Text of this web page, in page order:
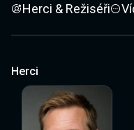
Herci & Režiséři
Herci